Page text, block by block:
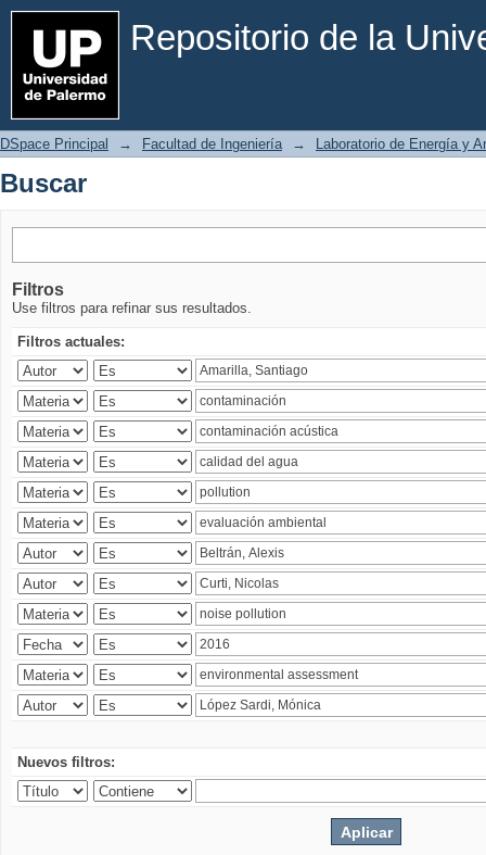
Repositorio de la
Buscar
DSpace Principal → Facultad de Ingeniería → Laboratorio de Energía y
Buscar
Filtros
Use filtros para refinar sus resultados.
Filtros actuales:
Nuevos filtros: